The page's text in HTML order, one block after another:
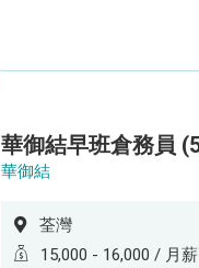
華御結
荃灣
15,000 - 16,000 / 月薪